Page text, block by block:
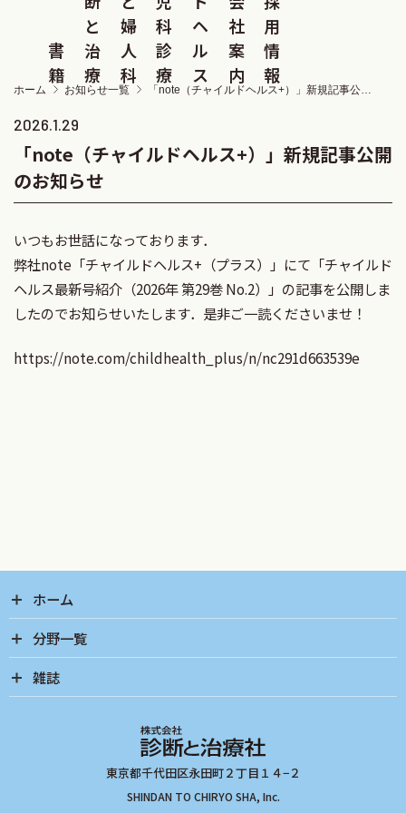
書
籍
と
治
療
婦
人
科
科
診
療
ヘ
ル
ス
社
案
内
用
情
報
ホーム お知らせ一覧 「note（チャイルドヘルス+）」新規記事公開のお知らせ
2026.1.29
「note（チャイルドヘルス+）」新規記事公開
のお知らせ
いつもお世話になっております．
弊社note「チャイルドヘルス+（プラス）」にて「チャイルド
ヘルス最新号紹介（2026年 第29巻 No.2）」の記事を公開しま
したのでお知らせいたします．是非ご一読くださいませ！
https://note.com/childhealth_plus/n/nc291d663539e
ホーム
分野一覧
雑誌
SHINDAN TO CHIRYO SHA, Inc.